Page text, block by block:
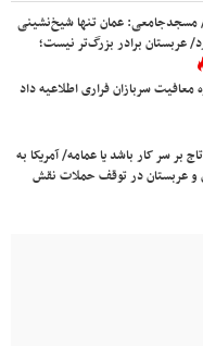
مسجدجامعی: عمان تنها شیخ‌نشینی
عربستان برادر بزرگ‌تر نیست؛
سربازان فراری اطلاعیه داد
بر سر کار باشد یا عمامه/ آمریکا به
عربستان در توقف حملات نقش